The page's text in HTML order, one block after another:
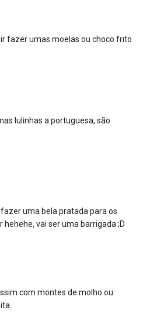
fazer umas moelas ou choco frito
lulinhas a portuguesa, são
uma bela pratada para os
vai ser uma barrigada ;D
com montes de molho ou